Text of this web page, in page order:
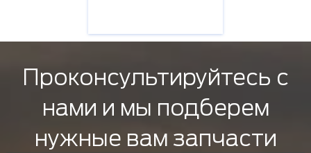
Проконсультируйтесь с
нами и мы подберем
нужные вам запчасти